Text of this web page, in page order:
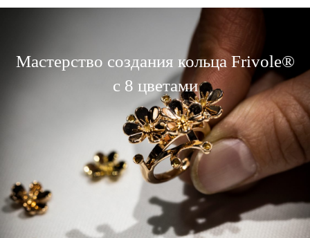
Мастерство создания кольца Frivole®
с 8 цветами